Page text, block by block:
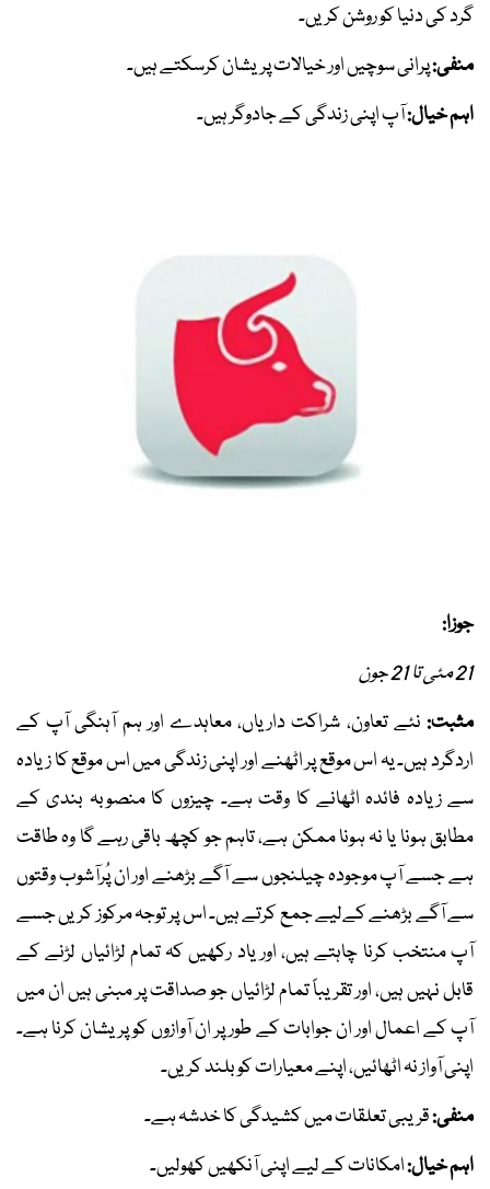
گرد کی دنیا کو روشن کریں۔
منفی:پرانی سوچیں اور خیالات پریشان کرسکتے ہیں۔
اہم خیال:آپ اپنی زندگی کے جادوگر ہیں۔
جوزا:
21 مئی تا 21 جون
مثبت: نئے تعاون، شراکت داریاں، معاہدے اور ہم آہنگی آپ کے
اردگرد ہیں۔ یہ اس موقع پر اٹھنے اور اپنی زندگی میں اس موقع کا زیادہ
سے زیادہ فائدہ اٹھانے کا وقت ہے۔ چیزوں کا منصوبہ بندی کے
مطابق ہونا یا نہ ہونا ممکن ہے، تاہم جو کچھ باقی رہے گا وہ طاقت
ہے جسے آپ موجودہ چیلنجوں سے آگے بڑھنے اور ان پُرآشوب وقتوں
سے آگے بڑھنے کےلیے جمع کرتے ہیں۔ اس پر توجہ مرکوز کریں جسے
آپ منتخب کرنا چاہتے ہیں، اور یاد رکھیں کہ تمام لڑائیاں لڑنے کے
قابل نہیں ہیں، اور تقریباً تمام لڑائیاں جو صداقت پر مبنی ہیں ان میں
آپ کے اعمال اور ان جوابات کے طور پر ان آوازوں کو پریشان کرنا ہے۔
اپنی آواز نہ اٹھائیں، اپنے معیارات کو بلند کریں۔
منفی:قریبی تعلقات میں کشیدگی کا خدشہ ہے۔
اہم خیال:امکانات کے لیے اپنی آنکھیں کھولیں۔